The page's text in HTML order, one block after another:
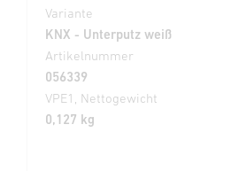
Variante
KNX - Unterputz weiß
Artikelnummer
056339
VPE1, Nettogewicht
0,127 kg